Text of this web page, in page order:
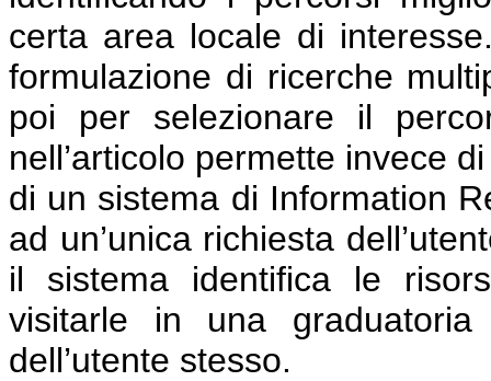
certa area locale di
formulazione di ricerche
poi per selezionare il
nell’articolo permette invece
di un sistema di Information
ad un’unica richiesta
il sistema identifica le
visitarle in una
dell’utente stesso.